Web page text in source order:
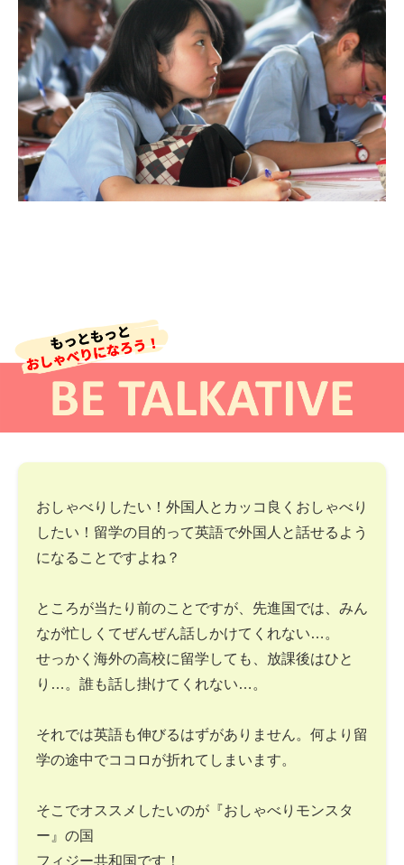
おしゃべりしたい！外国人とカッコ良くおしゃべり
したい！留学の目的って英語で外国人と話せるよう
になることですよね？
ところが当たり前のことですが、先進国では、みん
なが忙しくてぜんぜん話しかけてくれない…。
せっかく海外の高校に留学しても、放課後はひと
り…。誰も話し掛けてくれない…。
それでは英語も伸びるはずがありません。何より留
学の途中でココロが折れてしまいます。
そこでオススメしたいのが『おしゃべりモンスタ
ー』の国
フィジー共和国です！